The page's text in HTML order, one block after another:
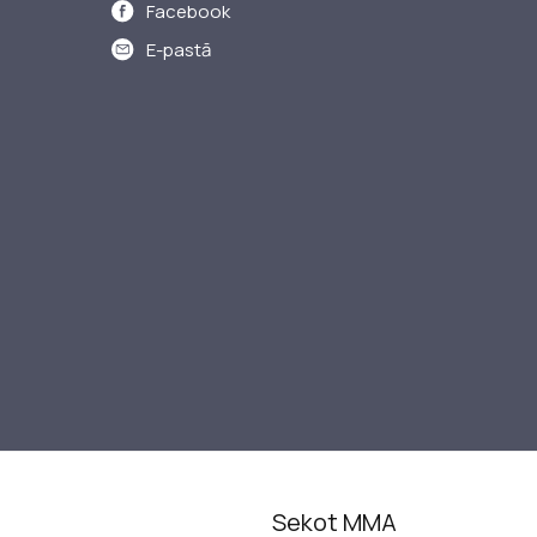
Facebook
E-pastā
Sekot MMA